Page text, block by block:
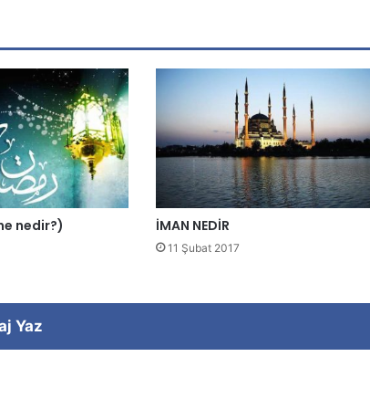
nedir?) İMAN NEDİR
11 Şubat 2017
Yaz